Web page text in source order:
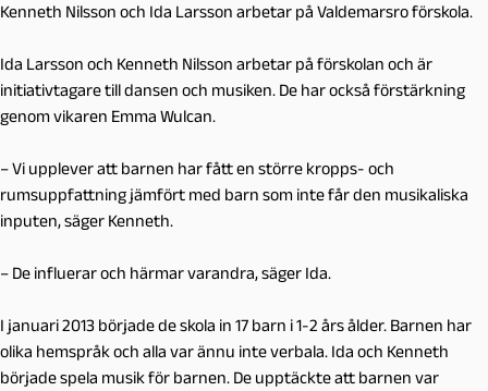
Kenneth Nilsson och Ida Larsson arbetar på Valdemarsro förskola.
Ida Larsson och Kenneth Nilsson arbetar på förskolan och är
initiativtagare till dansen och musiken. De har också förstärkning
genom vikaren Emma Wulcan.
– Vi upplever att barnen har fått en större kropps- och
rumsuppfattning jämfört med barn som inte får den musikaliska
inputen, säger Kenneth.
– De influerar och härmar varandra, säger Ida.
I januari 2013 började de skola in 17 barn i 1-2 års ålder. Barnen har
olika hemspråk och alla var ännu inte verbala. Ida och Kenneth
började spela musik för barnen. De upptäckte att barnen var